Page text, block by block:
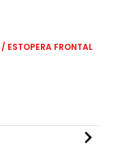
/ ESTOPERA FRONTAL